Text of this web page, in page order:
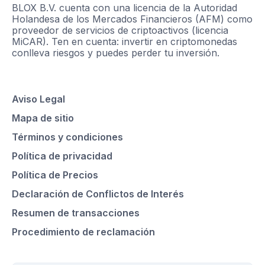
BLOX B.V. cuenta con una licencia de la Autoridad
Holandesa de los Mercados Financieros (AFM) como
proveedor de servicios de criptoactivos (licencia
MiCAR). Ten en cuenta: invertir en criptomonedas
conlleva riesgos y puedes perder tu inversión.
Aviso Legal
Mapa de sitio
Términos y condiciones
Política de privacidad
Política de Precios
Declaración de Conflictos de Interés
Resumen de transacciones
Procedimiento de reclamación